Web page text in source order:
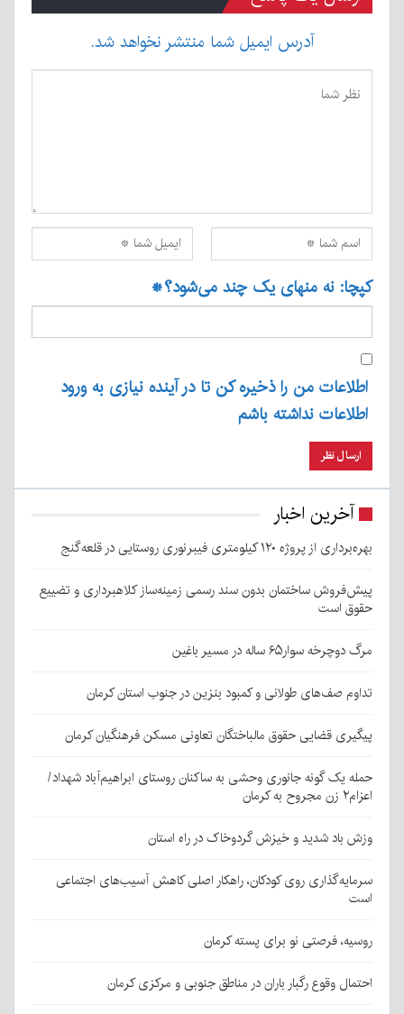
آدرس ایمیل شما منتشر نخواهد شد.
کپچا: نه منهای یک چند می‌شود؟*
اطلاعات من را ذخیره کن تا در آینده نیازی به ورود
اطلاعات نداشته باشم
آخرین اخبار
بهره‌برداری از پروژه ۱۲۰ کیلومتری فیبرنوری روستایی در قلعه‌گنج
پیش‌فروش ساختمان بدون سند رسمی زمینه‌ساز کلاهبرداری و تضییع
حقوق است
مرگ دوچرخه سوار۶۵ ساله در مسیر باغین
تداوم صف‌های طولانی و کمبود بنزین در جنوب استان کرمان
پیگیری قضایی حقوق مالباختگان تعاونی مسکن فرهنگیان کرمان
حمله یک گونه جانوری وحشی به ساکنان روستای ابراهیم‌آباد شهداد/
اعزام۲ زن مجروح به کرمان
وزش باد شدید و خیزش گردوخاک در راه استان
سرمایه‌گذاری روی کودکان، راهکار اصلی کاهش آسیب‌های اجتماعی
است
روسیه، فرصتی نو برای پسته کرمان
احتمال وقوع رگبار باران در مناطق جنوبی و مرکزی کرمان